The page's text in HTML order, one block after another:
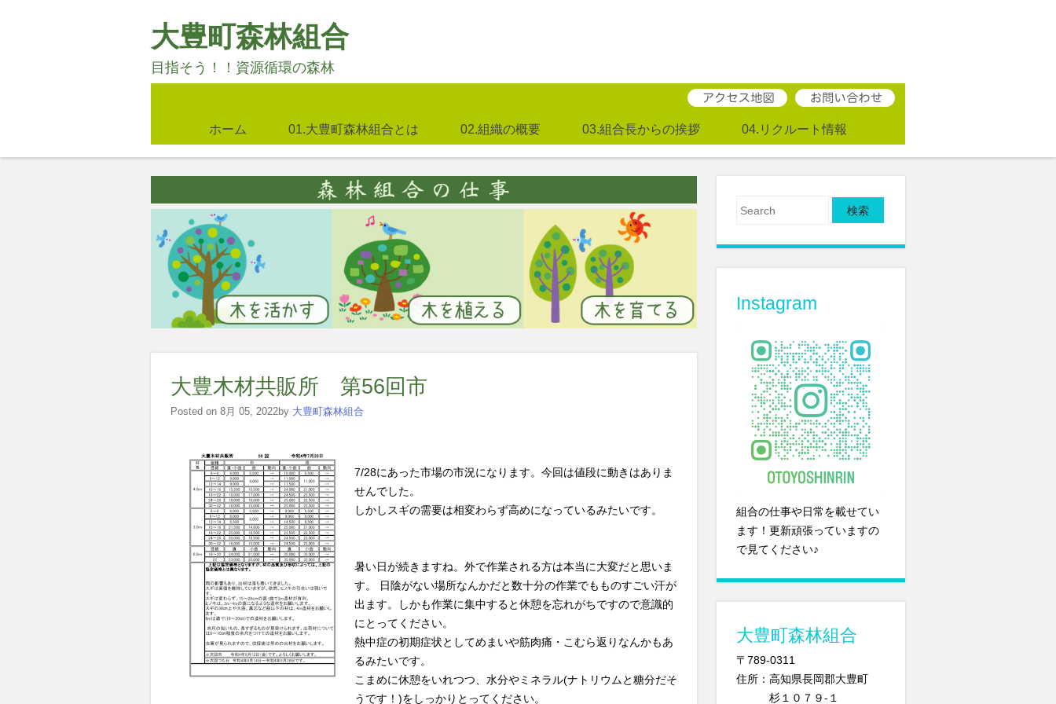
大豊町森林組合
目指そう！！資源循環の森林
Menu
Skip to content
ホーム 01.大豊町森林組合とは 02.組織の概要 03.組合長からの挨拶 04.リクルート情報
大豊木材共販所 第56回市
Posted on 8月 05, 2022by 大豊町森林組合
7/28にあった市場の市況になります。今回は値段に動きはありま
せんでした。
しかしスギの需要は相変わらず高めになっているみたいです。
暑い日が続きますね。外で作業される方は本当に大変だと思いま
す。 日陰がない場所なんかだと数十分の作業でもものすごい汗が
出ます。しかも作業に集中すると休憩を忘れがちですので意識的
にとってください。
熱中症の初期症状としてめまいや筋肉痛・こむら返りなんかもあ
るみたいです。
こまめに休憩をいれつつ、水分やミネラル(ナトリウムと糖分だそ
うです！)をしっかりとってください。
Search
Instagram
組合の仕事や日常を載せてい
ます！更新頑張っていますの
で見てください♪
大豊町森林組合
〒789-0311
住所：高知県長岡郡大豊町
杉１０７９-１